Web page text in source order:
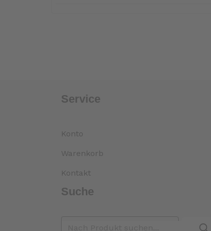
Service
Konto
Warenkorb
Kontakt
Suche